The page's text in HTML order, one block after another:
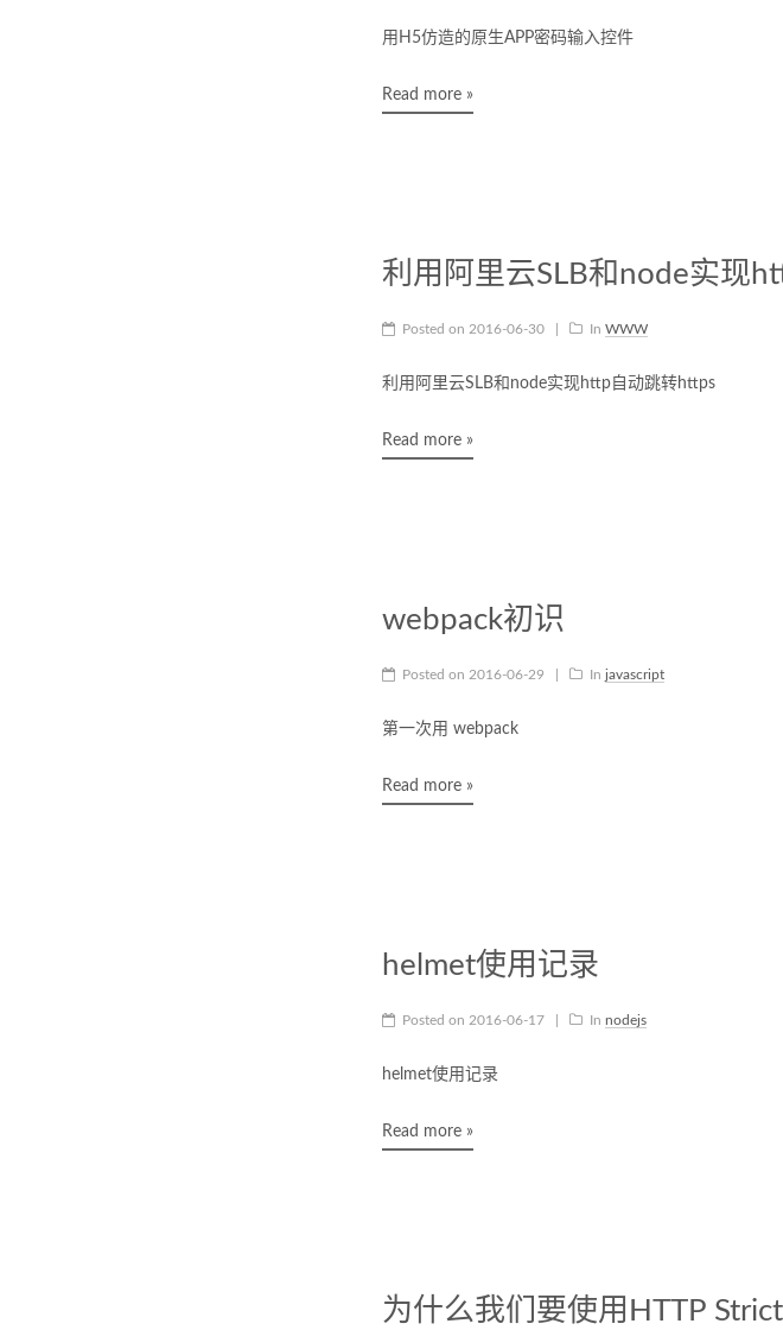
用H5仿造的原生APP密码输入控件
Read more »
利用阿里云SLB和node实现
Posted on 2016-06-30 In WWW
利用阿里云SLB和node实现http自动跳转https
Read more »
webpack初识
Posted on 2016-06-29 In javascript
第一次用 webpack
Read more »
helmet使用记录
Posted on 2016-06-17 In nodejs
helmet使用记录
Read more »
为什么我们要使用HTTP